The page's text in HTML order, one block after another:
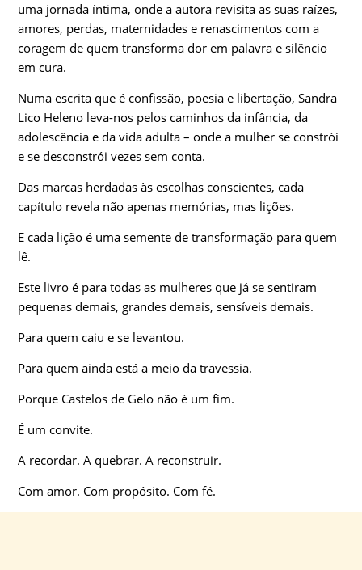
uma jornada íntima, onde a autora revisita as suas raízes,
amores, perdas, maternidades e renascimentos com a
coragem de quem transforma dor em palavra e silêncio
em cura.
Numa escrita que é confissão, poesia e libertação, Sandra
Lico Heleno leva-nos pelos caminhos da infância, da
adolescência e da vida adulta – onde a mulher se constrói
e se desconstrói vezes sem conta.
Das marcas herdadas às escolhas conscientes, cada
capítulo revela não apenas memórias, mas lições.
E cada lição é uma semente de transformação para quem
lê.
Este livro é para todas as mulheres que já se sentiram
pequenas demais, grandes demais, sensíveis demais.
Para quem caiu e se levantou.
Para quem ainda está a meio da travessia.
Porque Castelos de Gelo não é um fim.
É um convite.
A recordar. A quebrar. A reconstruir.
Com amor. Com propósito. Com fé.